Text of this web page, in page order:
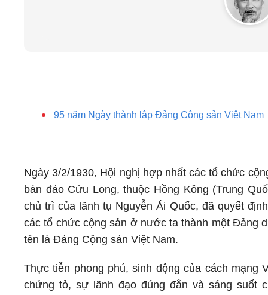
95 năm Ngày thành lập Đảng Cộng sản Việt Nam
Ngày 3/2/1930, Hội nghị hợp nhất các tổ chức
bán đảo Cửu Long, thuộc Hồng Kông (Trung
chủ trì của lãnh tụ Nguyễn Ái Quốc, đã quyết
các tổ chức cộng sản ở nước ta thành một Đảng
tên là Đảng Cộng sản Việt Nam.
Thực tiễn phong phú, sinh động của cách mạng
chứng tỏ, sự lãnh đạo đúng đắn và sáng suốt